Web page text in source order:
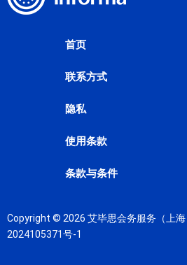
首页
联系方式
隐私
使用条款
条款与条件
Copyright © 2026 艾毕思会务服务（上海
2024105371号-1